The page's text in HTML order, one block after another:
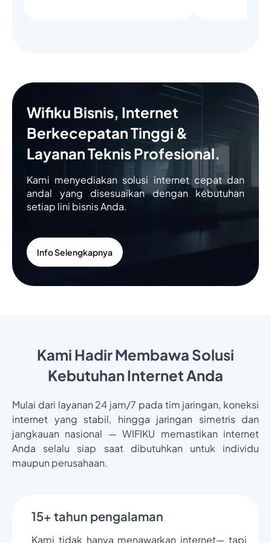
Wifiku Bisnis, Internet
Berkecepatan Tinggi &
Layanan Teknis Profesional.
Kami menyediakan solusi internet cepat dan
andal yang disesuaikan dengan kebutuhan
setiap lini bisnis Anda.
Info Selengkapnya
Kami Hadir Membawa Solusi
Kebutuhan Internet Anda
Mulai dari layanan 24 jam/7 pada tim jaringan, koneksi
internet yang stabil, hingga jaringan simetris dan
jangkauan nasional — WIFIKU memastikan internet
Anda selalu siap saat dibutuhkan untuk individu
maupun perusahaan.
15+ tahun pengalaman
Kami tidak hanya menawarkan internet— tapi